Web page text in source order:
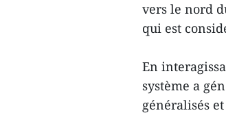
vers le nord
qui est
En
système a
généralisés